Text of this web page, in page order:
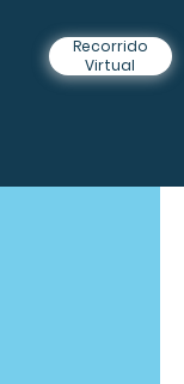
Recorrido
Virtual